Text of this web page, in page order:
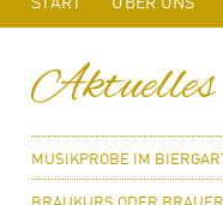
START ÜBER UNS
Aktuelles
MUSIKPROBE IM